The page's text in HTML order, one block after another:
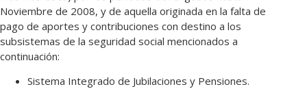
Noviembre de 2008, y de aquella originada en la falta de
pago de aportes y contribuciones con destino a los
subsistemas de la seguridad social mencionados a
continuación:
Sistema Integrado de Jubilaciones y Pensiones.